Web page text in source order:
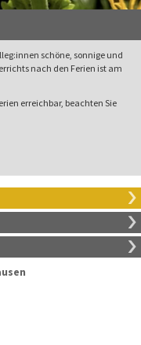
schöne, sonnige und
nach den Ferien ist am
erreichbar, beachten Sie